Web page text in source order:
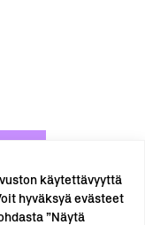
käytettävyyttä
hyväksyä evästeet
”Näytä